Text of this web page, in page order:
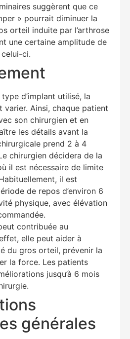
suggèrent que ce
» pourrait diminuer la
orteil induite par l’arthrose
une certaine amplitude de
ci.
d’implant utilisé, la
varier. Ainsi, chaque patient
son chirurgien et en
les détails avant la
prend 2 à 4
chirurgien décidera de la
il est nécessaire de limite
il est
de repos d’environ 6
physique, avec élévation
contribuée au
elle peut aider à
du gros orteil, prévenir la
la force. Les patients
jusqu’à 6 mois
générales
today?